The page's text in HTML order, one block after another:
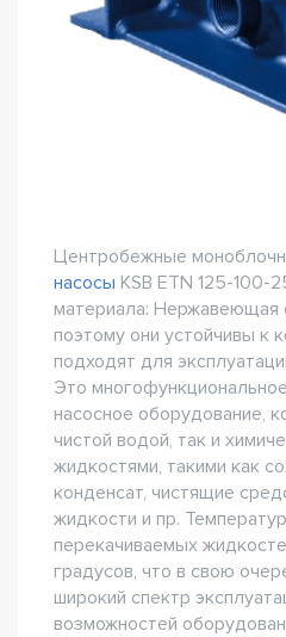
Центробежные
насосы KSB ETN 125-100-
материала: Нержавеющая
поэтому они устойчивы к
подходят для
Это
насосное оборудование,
чистой водой, так и
жидкостями, такими как
конденсат, чистящие
жидкости и пр.
перекачиваемых
градусов, что в свою
широкий спектр
возможностей